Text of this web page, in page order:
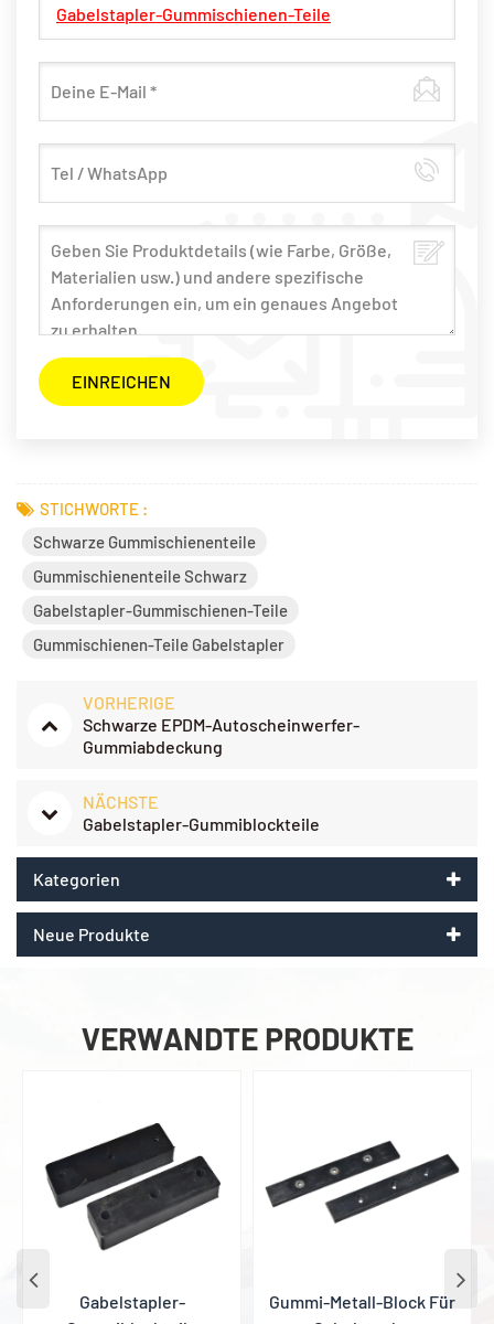
Gabelstapler-Gummischienen-Teile
STICHWORTE :
Schwarze Gummischienenteile
Gummischienenteile Schwarz
Gabelstapler-Gummischienen-Teile
Gummischienen-Teile Gabelstapler
VORHERIGE
Schwarze EPDM-Autoscheinwerfer-
Gummiabdeckung
NÄCHSTE
Gabelstapler-Gummiblockteile
Kategorien
Neue Produkte
VERWANDTE PRODUKTE
Gabelstapler-
Gummi-Metall-Block Für